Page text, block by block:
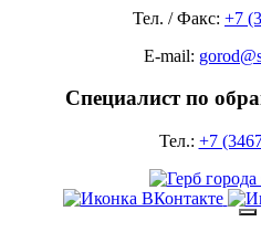
Тел. / Факс: +7
E-mail:
Специалист по
Тел.: +7